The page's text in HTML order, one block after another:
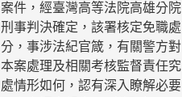
案件，經臺灣高等法院高雄分院
刑事判決確定，該署核定免職處
分，事涉法紀官箴，有關警方對
本案處理及相關考核監督責任究
處情形如何，認有深入瞭解必要